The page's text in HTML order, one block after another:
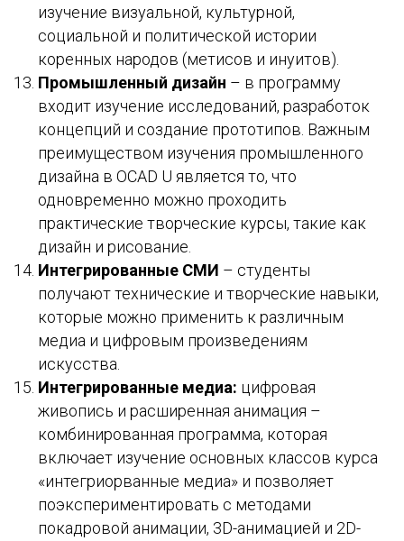
изучение визуальной, культурной,
социальной и политической истории
коренных народов (метисов и инуитов).
Промышленный дизайн – в программу
входит изучение исследований, разработок
концепций и создание прототипов. Важным
преимуществом изучения промышленного
дизайна в OCAD U является то, что
одновременно можно проходить
практические творческие курсы, такие как
дизайн и рисование.
Интегрированные СМИ – студенты
получают технические и творческие навыки,
которые можно применить к различным
медиа и цифровым произведениям
искусства.
Интегрированные медиа: цифровая
живопись и расширенная анимация –
комбинированная программа, которая
включает изучение основных классов курса
«интегриорванные медиа» и позволяет
поэкспериментировать с методами
покадровой анимации, 3D-анимацией и 2D-